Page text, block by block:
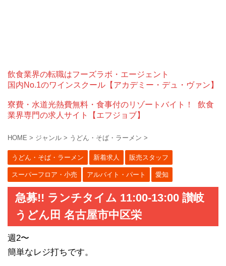
飲食業界の転職はフーズラボ・エージェント
国内No.1のワインスクール【アカデミー・デュ・ヴァン】
寮費・水道光熱費無料・食事付のリゾートバイト！
飲食
業界専門の求人サイト【エフジョブ】
HOME > ジャンル > うどん・そば・ラーメン >
うどん・そば・ラーメン 新着求人 販売スタッフ
スーパーフロア・小売 アルバイト・パート 愛知
急募!! ランチタイム 11:00-13:00 讃岐
うどん田 名古屋市中区栄
週2〜
簡単なレジ打ちです。